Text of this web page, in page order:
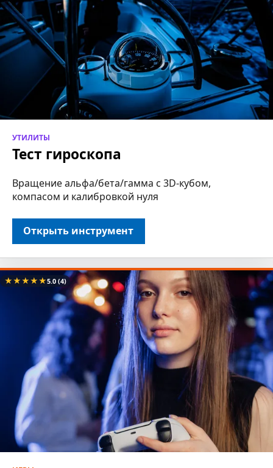
УТИЛИТЫ
Тест гироскопа
Вращение альфа/бета/гамма с 3D-кубом,
компасом и калибровкой нуля
Открыть инструмент
★★★★★5.0(4)